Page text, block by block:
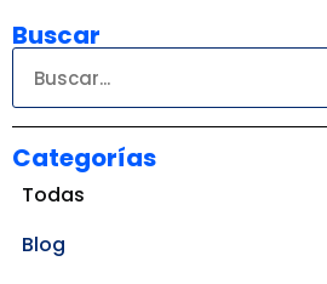
Buscar
Categorías
Blog
Todas